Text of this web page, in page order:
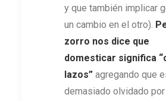
y que también implicar
un cambio en el otro).
zorro nos dice que
domesticar significa
lazos” agregando que
demasiado olvidado